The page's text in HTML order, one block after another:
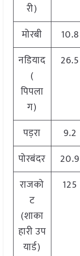
री)
मोरबी 10.8
नडियाद
(
पिपला
ग)
26.5
पड़रा 9.2
पोरबंदर
20.9
राजको
ट
(शाका
हारी उप
यार्ड)
125